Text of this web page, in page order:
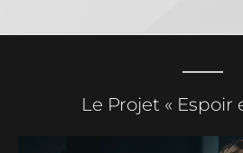
Le Projet « Espoir